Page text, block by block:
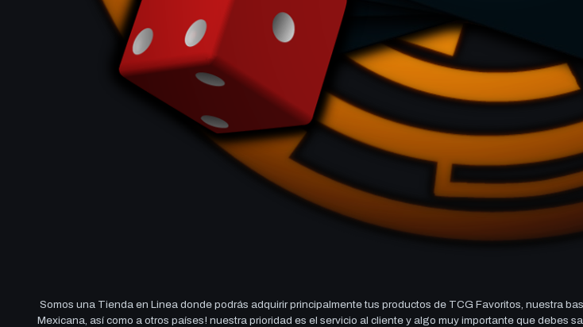
Somos una Tienda en Linea donde podrás adquirir principalmente tus productos de TCG Favoritos, nuestra
Mexicana, así como a otros países! nuestra prioridad es el servicio al cliente y algo muy importante que debes